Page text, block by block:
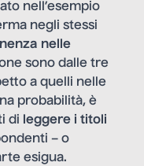
nell’esempio
negli stessi
nelle
sono dalle tre
a quelli nelle
probabilità, è
di leggere i titoli
– o
esigua.